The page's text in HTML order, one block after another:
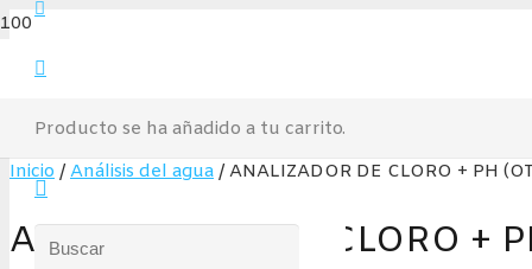
Producto se ha añadido a tu carrito.
Inicio /Análisis del agua / ANALIZADOR DE CLORO + PH
ANALIZADOR DE CLORO +